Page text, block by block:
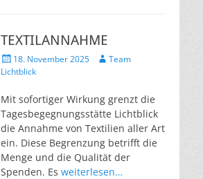
TEXTILANNAHME
Veröffentlicht
am
18. November 2025 AutorTeam
Lichtblick
Mit sofortiger Wirkung grenzt die
Tagesbegegnungsstätte Lichtblick
die Annahme von Textilien aller Art
ein. Diese Begrenzung betrifft die
Menge und die Qualität der
Spenden. Es weiterlesen…